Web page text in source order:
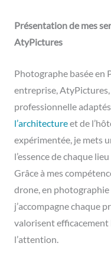
Présentation de mes
AtyPictures
Photographe basée en
entreprise,
professionnelle
l’architectureet de
expérimentée, je mets
l’essence de chaque
Grâce à mes
drone, en
j’accompagne chaque
valorisent efficacement
l’attention.